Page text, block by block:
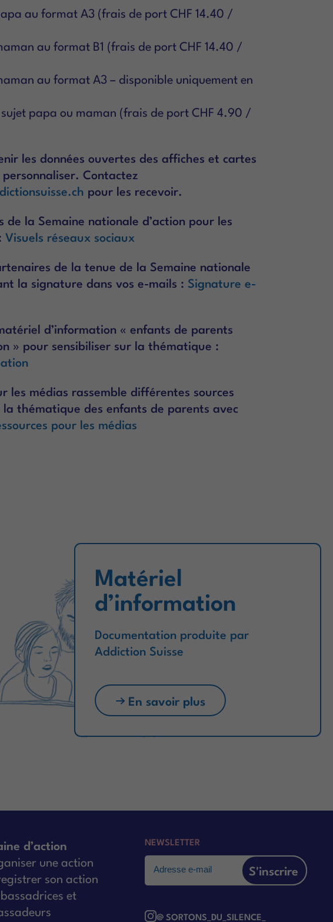
au format A3 (frais de port CHF 14.40 /
au format B1 (frais de port CHF 14.40 /
au format A3 – disponible uniquement en
papa ou maman (frais de port CHF 4.90 /
les données ouvertes des affiches et cartes
Contactez
pour les recevoir.
de la Semaine nationale d’action pour les
Visuels réseaux sociaux
de la tenue de la Semaine nationale
la signature dans vos e-mails : Signature e-
d’information « enfants de parents
» pour sensibiliser sur la thématique :
les médias rassemble différentes sources
la thématique des enfants de parents avec
pour les médias
Matériel
d’information
Documentation produite par
Addiction Suisse
En savoir plus
d’action
une action
son action
et
NEWSLETTER
Email
@ SORTONS_DU_SILENCE_